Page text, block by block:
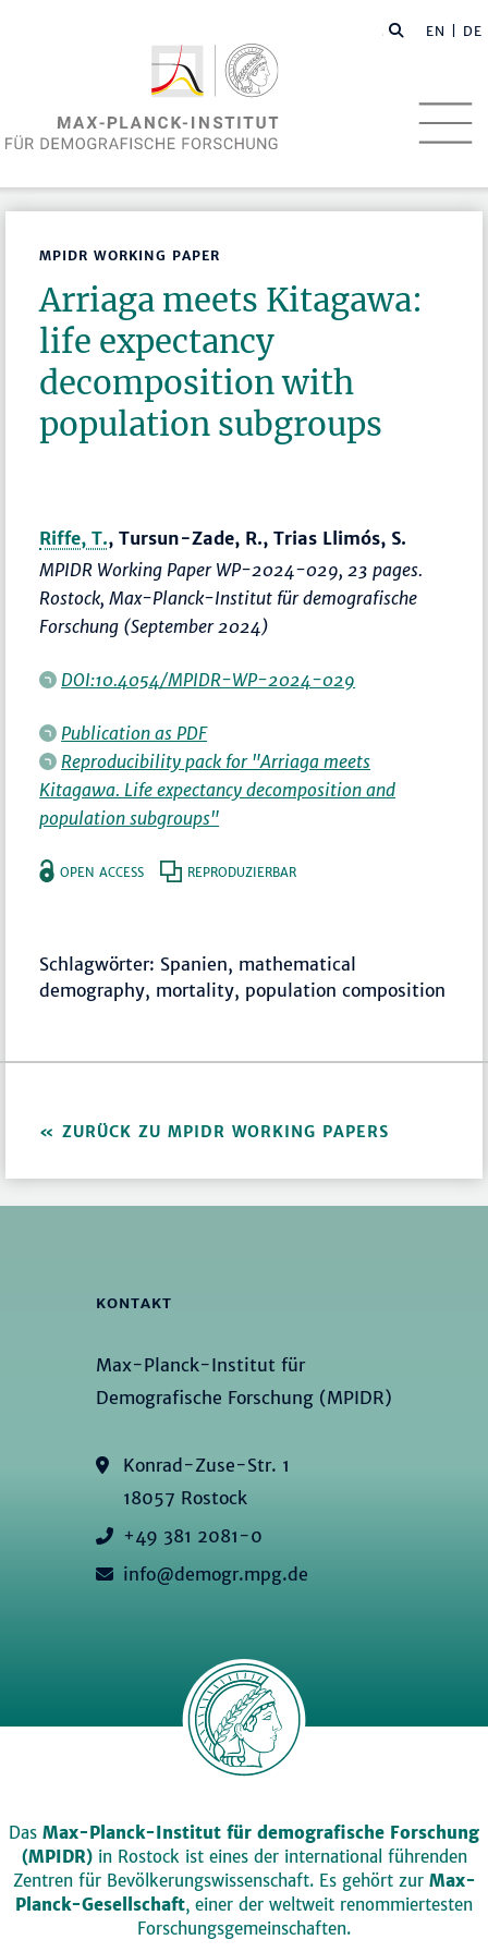
EN | DE
MPIDR WORKING PAPER
Arriaga meets Kitagawa:
life expectancy
decomposition with
population subgroups
Riffe, T., Tursun-Zade, R., Trias Llimós, S.
MPIDR Working Paper WP-2024-029, 23 pages.
Rostock, Max-Planck-Institut für demografische
Forschung (September 2024)
DOI:10.4054/MPIDR-WP-2024-029
Publication as PDF
Reproducibility pack for "Arriaga meets
Kitagawa. Life expectancy decomposition and
population subgroups"
OPEN ACCESS REPRODUZIERBAR
Schlagwörter: Spanien, mathematical
demography, mortality, population composition
ZURÜCK ZU MPIDR WORKING PAPERS
KONTAKT
Max-Planck-Institut für
Demografische Forschung (MPIDR)
Konrad-Zuse-Str. 1
18057 Rostock
+49 381 2081-0
info@demogr.mpg.de
Das Max-Planck-Institut für demografische Forschung
(MPIDR)in Rostock ist eines der international führenden
Zentren für Bevölkerungswissenschaft. Es gehört zur Max-
Planck-Gesellschaft, einer der weltweit renommiertesten
Forschungsgemeinschaften.